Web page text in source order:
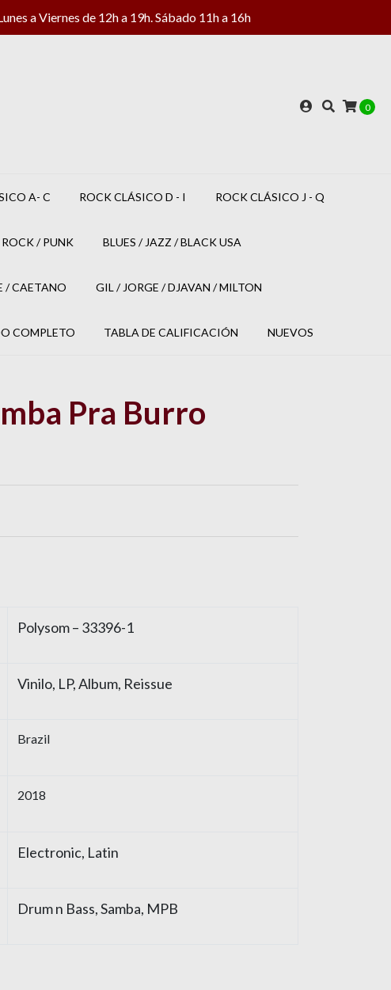
a Viernes de 12h a 19h. Sábado 11h a 16h
0
A- C ROCK CLÁSICO D - I ROCK CLÁSICO J - Q
/ PUNK BLUES / JAZZ / BLACK USA
/ CAETANO GIL / JORGE / DJAVAN / MILTON
COMPLETO TABLA DE CALIFICACIÓN NUEVOS
Pra Burro
Polysom – 33396-1
Vinilo, LP, Album, Reissue
Brazil
2018
Electronic, Latin
Drum n Bass, Samba, MPB